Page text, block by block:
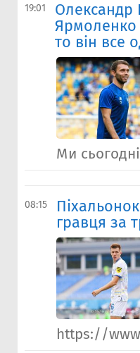
19:01
Олександр
Ярмоленко
то він все
Ми
08:15
гравця за
https://